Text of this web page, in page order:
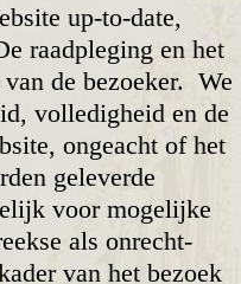
up-to-date,
raad­pleging en het
de bezoeker. We
vol­ledigheid en de
ongeacht of het
geleverde
voor moge­lijke
als onrecht­
van het bezoek